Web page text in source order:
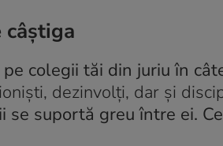
câştiga
colegii tăi din juriu în
dezinvolţi, dar şi
se suportă greu între ei.